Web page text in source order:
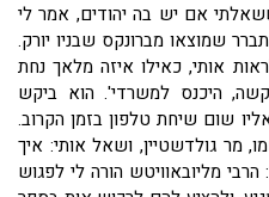
אם יש בה יהודים, אמר לי
שמוצאו מברונקס שבניו יורק.
אותי, כאילו איזה מלאך נחת
היכנס למשרדי'. הוא ביקש
שום שיחת טלפון בזמן הקרוב.
מר גולדשטיין, ושאל אותי: איך
מליובאוויטש הורה לי לפגוש